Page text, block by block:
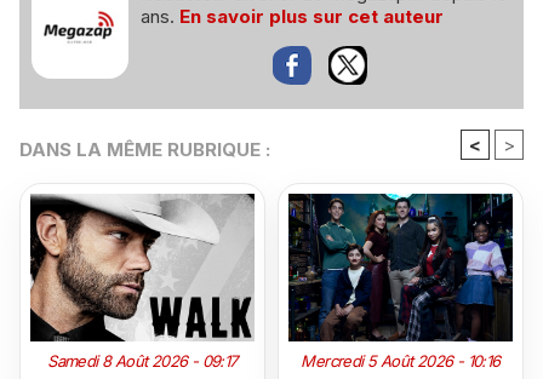
ans. En savoir plus sur cet auteur
DANS LA MÊME RUBRIQUE : < >
Samedi 8 Août 2026 - 09:17 Mercredi 5 Août 2026 - 10:16